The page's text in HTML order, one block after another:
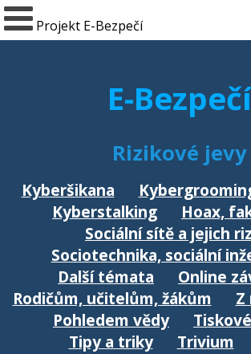
Projekt E-Bezpečí
E-Bezpečí
Rizikové jevy
Kyberšikana
Kyberstalking
Hoax,
Sociální sítě a jejich
Sociotechnika, sociální
Další témata
Online
Rodičům, učitelům, žákům
Z
Pohledem vědy
Tipy a triky
Trivium